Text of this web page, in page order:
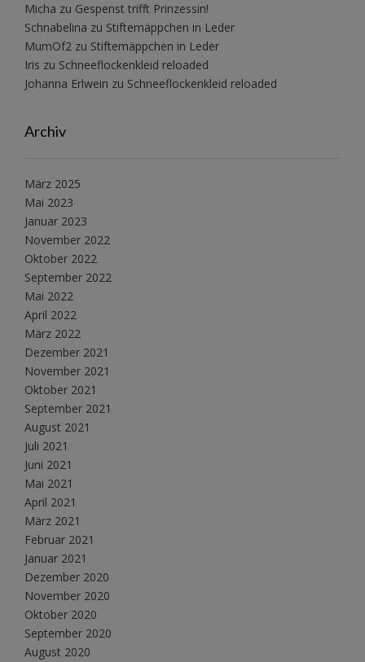
Micha zu Gespenst trifft Prinzessin!
Schnabelina zu Stiftemäppchen in Leder
MumOf2 zu Stiftemäppchen in Leder
Iris zu Schneeflockenkleid reloaded
Johanna Erlwein zu Schneeflockenkleid reloaded
Archiv
März 2025
Mai 2023
Januar 2023
November 2022
Oktober 2022
September 2022
Mai 2022
April 2022
März 2022
Dezember 2021
November 2021
Oktober 2021
September 2021
August 2021
Juli 2021
Juni 2021
Mai 2021
April 2021
März 2021
Februar 2021
Januar 2021
Dezember 2020
November 2020
Oktober 2020
September 2020
August 2020